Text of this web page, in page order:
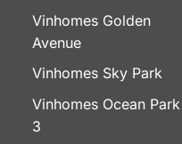
Vinhomes Golden
Avenue
Vinhomes Sky Park
Vinhomes Ocean Park
3